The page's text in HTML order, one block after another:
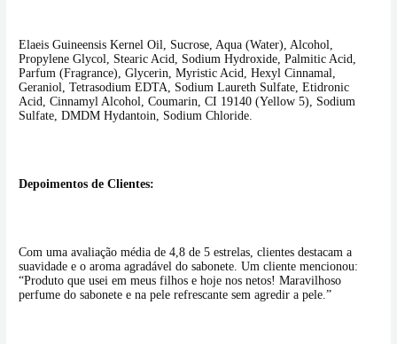
Elaeis Guineensis Kernel Oil, Sucrose, Aqua (Water), Alcohol,
Propylene Glycol, Stearic Acid, Sodium Hydroxide, Palmitic Acid,
Parfum (Fragrance), Glycerin, Myristic Acid, Hexyl Cinnamal,
Geraniol, Tetrasodium EDTA, Sodium Laureth Sulfate, Etidronic
Acid, Cinnamyl Alcohol, Coumarin, CI 19140 (Yellow 5), Sodium
Sulfate, DMDM Hydantoin, Sodium Chloride.
Depoimentos de Clientes:
Com uma avaliação média de 4,8 de 5 estrelas, clientes destacam a
suavidade e o aroma agradável do sabonete. Um cliente mencionou:
“Produto que usei em meus filhos e hoje nos netos! Maravilhoso
perfume do sabonete e na pele refrescante sem agredir a pele.”